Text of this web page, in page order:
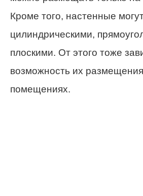
Кроме того, настенные
цилиндрическими,
плоскими. От этого тоже
возможность их
помещениях.